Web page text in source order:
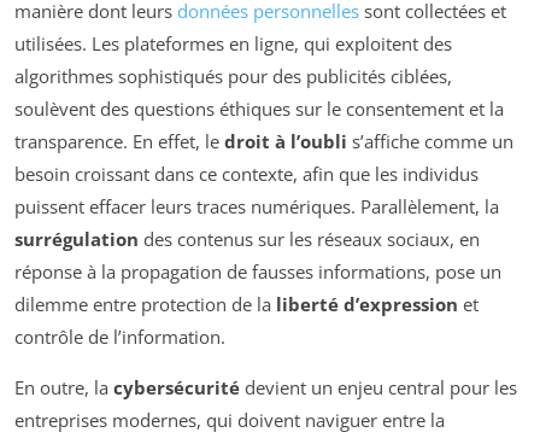
manière dont leurs données personnelles sont collectées et
utilisées. Les plateformes en ligne, qui exploitent des
algorithmes sophistiqués pour des publicités ciblées,
soulèvent des questions éthiques sur le consentement et la
transparence. En effet, le droit à l’oubli s’affiche comme un
besoin croissant dans ce contexte, afin que les individus
puissent effacer leurs traces numériques. Parallèlement, la
surrégulation des contenus sur les réseaux sociaux, en
réponse à la propagation de fausses informations, pose un
dilemme entre protection de la liberté d’expression et
contrôle de l’information.
En outre, la cybersécurité devient un enjeu central pour les
entreprises modernes, qui doivent naviguer entre la